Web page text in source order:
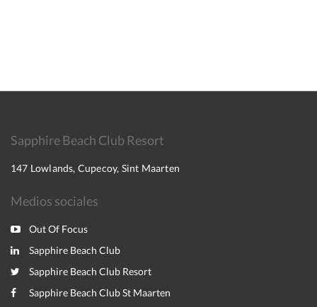
Sapphire Beach Club Resort
147 Lowlands, Cupecoy, Sint Maarten
Medios sociales
Out Of Focus
Sapphire Beach Club
Sapphire Beach Club Resort
Sapphire Beach Club St Maarten